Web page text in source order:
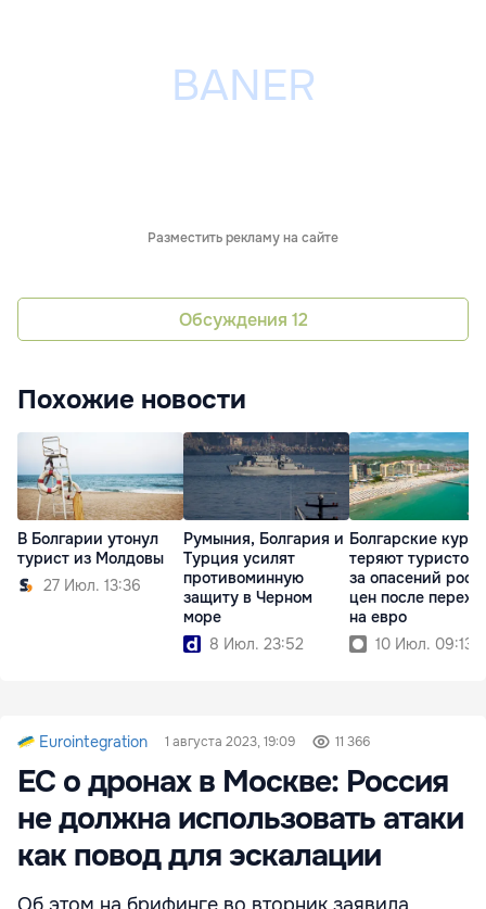
Разместить рекламу на сайте
Обсуждения 12
Похожие новости
В Болгарии утонул
турист из Молдовы
27 Июл. 13:36
Румыния, Болгария и
Турция усилят
противоминную
защиту в Черном
море
8 Июл. 23:52
Болгарские
теряют туристов
за опасений
цен после
на евро
10 Июл. 09:13
Eurointegration 1 августа 2023, 19:09 11 366
ЕС о дронах в Москве: Россия
не должна использовать атаки
как повод для эскалации